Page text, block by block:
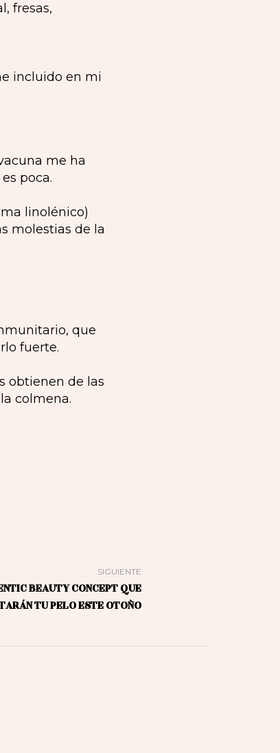
fresas,
incluido en mi
me ha
poca.
linolénico)
molestias de la
que
fuerte.
obtienen de las
colmena.
SIGUIENTE
BEAUTY CONCEPT QUE
TU PELO ESTE OTOÑO